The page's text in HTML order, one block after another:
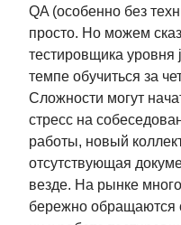
QA (особенно без
просто. Но можем
тестировщика
темпе обучиться за
Сложности могут
стресс на
работы, новый
отсутствующая
везде. На рынке
бережно обращаются